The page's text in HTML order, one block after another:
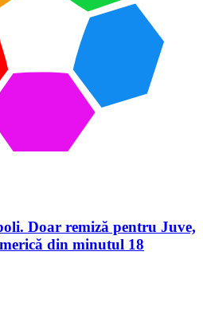
Doar remiză pentru Juve,
din minutul 18